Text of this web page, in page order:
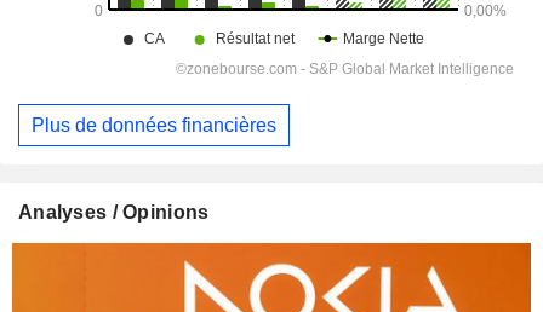
Plus de données financières
Analyses / Opinions